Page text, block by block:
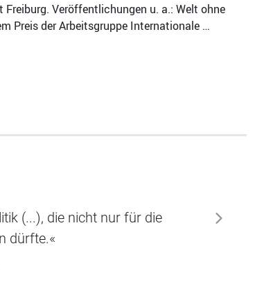
Veröffentlichungen u. a.: Welt ohne
Preis der Arbeitsgruppe Internationale …
(...), die nicht nur für die
dürfte.«
weiter